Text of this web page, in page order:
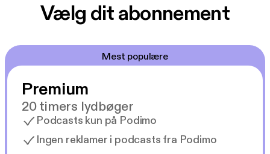
Vælg dit abonnement
Mest populære
Premium
20 timers lydbøger
Podcasts kun på Podimo
Ingen reklamer i podcasts fra Podimo